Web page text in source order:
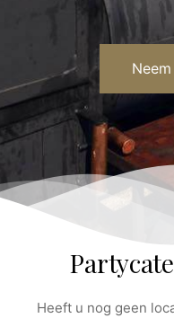
Heeft u nog geen